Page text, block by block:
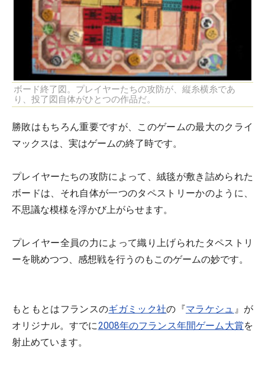
ボード終了図。プレイヤーたちの攻防が、縦糸横糸であ
り、投了図自体がひとつの作品だ。
勝敗はもちろん重要ですが、このゲームの最大のクライ
マックスは、実はゲームの終了時です。
プレイヤーたちの攻防によって、絨毯が敷き詰められた
ボードは、それ自体が一つのタペストリーかのように、
不思議な模様を浮かび上がらせます。
プレイヤー全員の力によって織り上げられたタペストリ
ーを眺めつつ、感想戦を行うのもこのゲームの妙です。
もともとはフランスのギガミック社の『マラケシュ 』が
オリジナル。すでに2008年のフランス年間ゲーム大賞を
射止めています。